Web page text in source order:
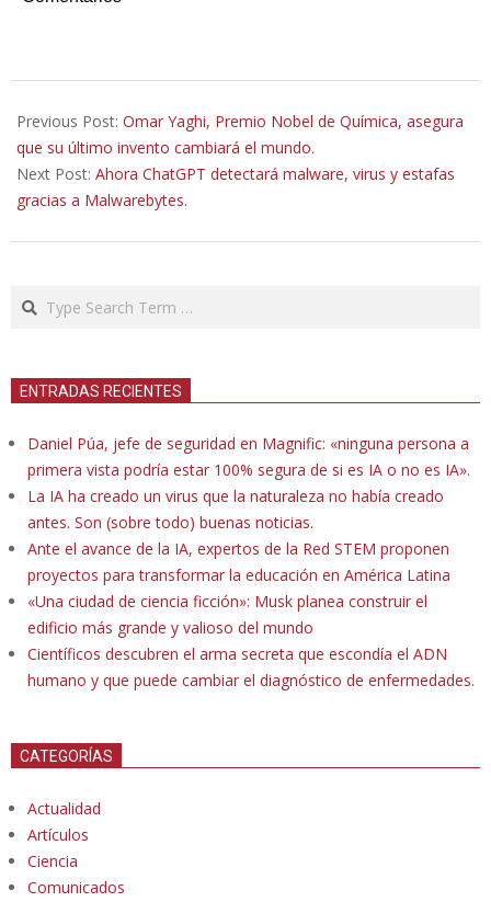
02-
02
Previous Post: Omar Yaghi, Premio Nobel de Química, asegura
que su último invento cambiará el mundo.
Next Post: Ahora ChatGPT detectará malware, virus y estafas
gracias a Malwarebytes.
Search
ENTRADAS RECIENTES
Daniel Púa, jefe de seguridad en Magnific: «ninguna persona a
primera vista podría estar 100% segura de si es IA o no es IA».
La IA ha creado un virus que la naturaleza no había creado
antes. Son (sobre todo) buenas noticias.
Ante el avance de la IA, expertos de la Red STEM proponen
proyectos para transformar la educación en América Latina
«Una ciudad de ciencia ficción»: Musk planea construir el
edificio más grande y valioso del mundo
Científicos descubren el arma secreta que escondía el ADN
humano y que puede cambiar el diagnóstico de enfermedades.
CATEGORÍAS
Actualidad
Artículos
Ciencia
Comunicados